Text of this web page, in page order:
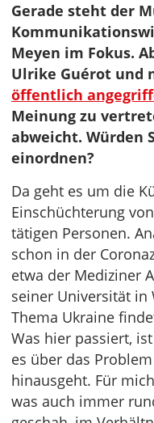
Gerade steht der
Meyen im Fokus.
Ulrike Guérot und
öffentlich
Meinung zu
abweicht. Würden
einordnen?
Da geht es um die
Einschüchterung
tätigen Personen.
schon in der
etwa der Mediziner
seiner Universität in
Thema Ukraine
Was hier passiert,
es über das
hinausgeht. Für
was auch immer